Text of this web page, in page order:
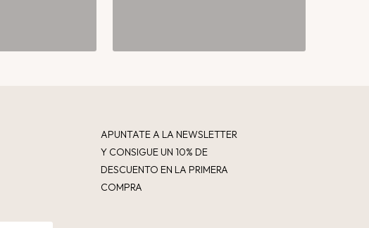
APUNTATE A LA NEWSLETTER
Y CONSIGUE UN 10% DE
DESCUENTO EN LA PRIMERA
COMPRA